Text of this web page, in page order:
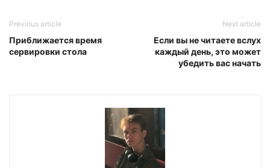
Previous article
Приближается время
сервировки стола
Next article
Если вы не читаете вслух
каждый день, это может
убедить вас начать